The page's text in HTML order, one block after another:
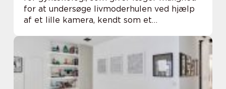
for at undersøge livmoderhulen ved hjælp
af et lille kamera, kendt som et
brugt til at diagnosticere og ...